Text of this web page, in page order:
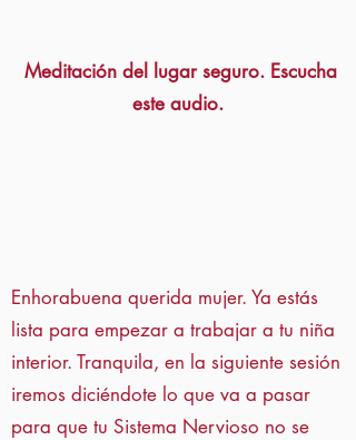
Meditación del lugar seguro. Escucha
este audio.
Enhorabuena querida mujer. Ya estás
lista para empezar a trabajar a tu niña
interior. Tranquila, en la siguiente sesión
iremos diciéndote lo que va a pasar
para que tu Sistema Nervioso no se